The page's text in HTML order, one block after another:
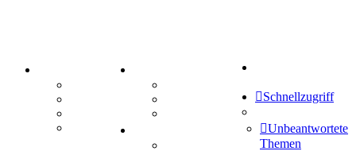
Mastodon
Treffenübersicht
Zitatesammlung
Schnellzugriff
Unbeantwortete
Themen